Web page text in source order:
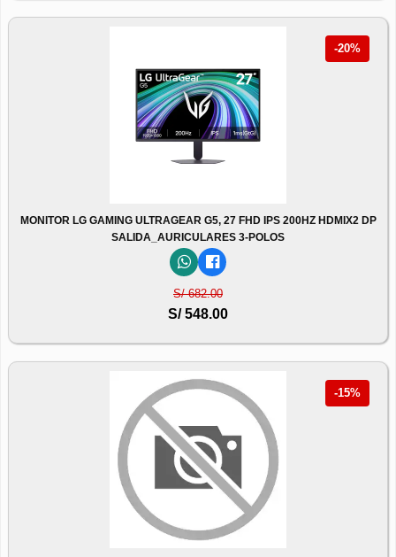
-20%
MONITOR LG GAMING ULTRAGEAR G5, 27 FHD IPS 200HZ HDMIX2 DP
SALIDA_AURICULARES 3-POLOS
S/ 682.00
S/ 548.00
-15%